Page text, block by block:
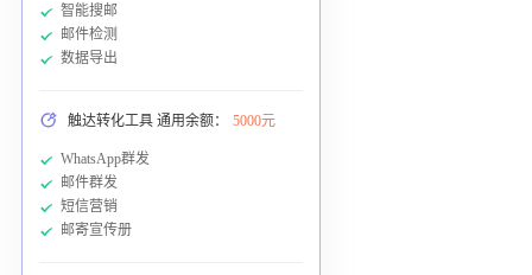
智能搜邮
邮件检测
数据导出
触达转化工具 通用余额： 5000元
WhatsApp群发
邮件群发
短信营销
邮寄宣传册